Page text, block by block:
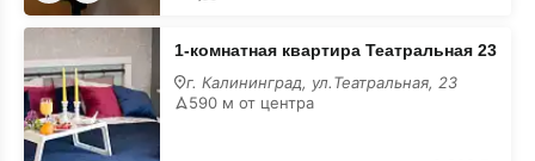
1-
комнатная
квартира
Театральная
23
в
июне
1-комнатная квартира Театральная 23
г. Калининград, ул.Театральная, 23
590 м от центра